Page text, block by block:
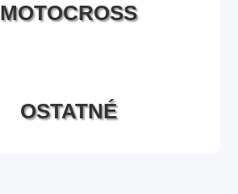
MOTOCROSS
OSTATNÉ